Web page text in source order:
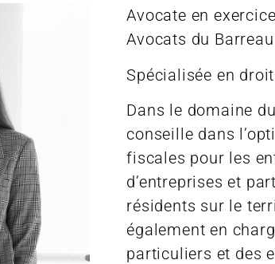
Avocate en
Avocats du
Spécialisée en
Dans le domaine
conseille dans
fiscales pour les
d’entreprises et
résidents sur le
également en
particuliers et des